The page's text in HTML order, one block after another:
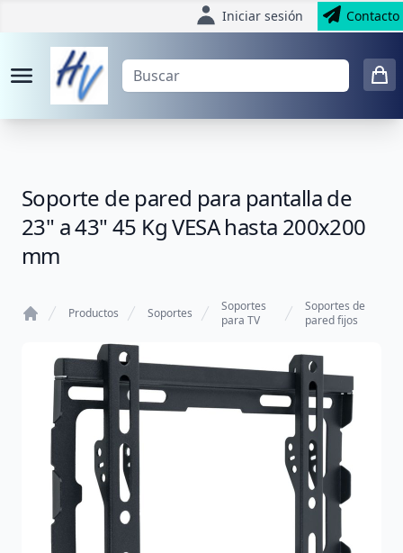
Iniciar sesión Contacto
Soporte de pared para pantalla de
23" a 43" 45 Kg VESA hasta 200x200
mm
Productos Soportes
Soportes
para TV
Soportes de
pared fijos